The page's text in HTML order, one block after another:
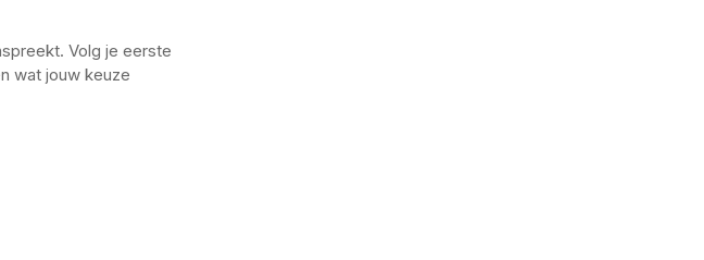
Volg je eerste
wat jouw keuze